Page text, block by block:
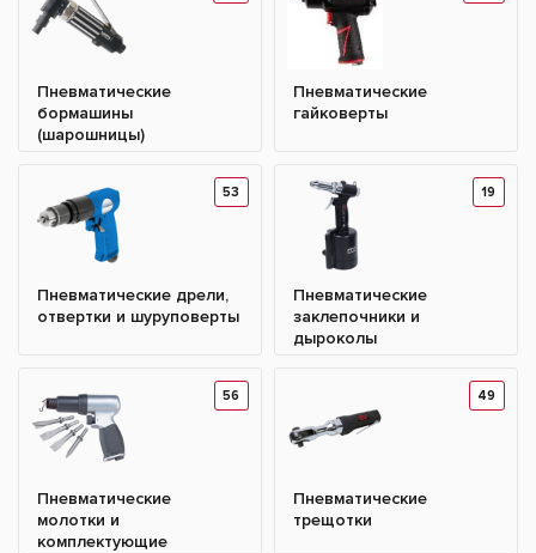
Пневматические
бормашины
(шарошницы)
Пневматические
гайковерты
53
Пневматические дрели,
отвертки и шуруповерты
19
Пневматические
заклепочники и
дыроколы
56
Пневматические
молотки и
комплектующие
49
Пневматические
трещотки